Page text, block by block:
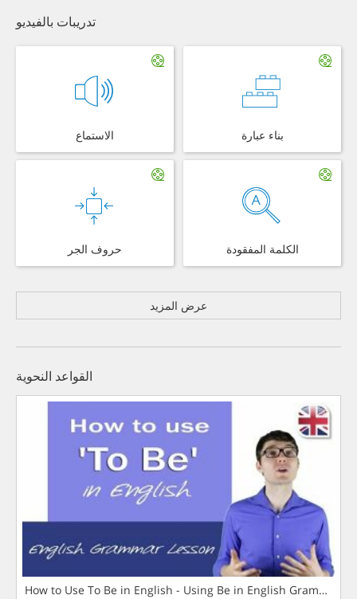
تدريبات بالفيديو
الاستماع بناء عبارة
حروف الجر الكلمة المفقودة
عرض المزيد
القواعد النحوية
How to Use To Be in English - Using Be in English Grammar